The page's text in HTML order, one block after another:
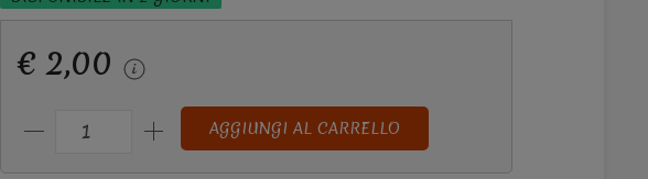
€ 2,00
AGGIUNGI AL CARRELLO